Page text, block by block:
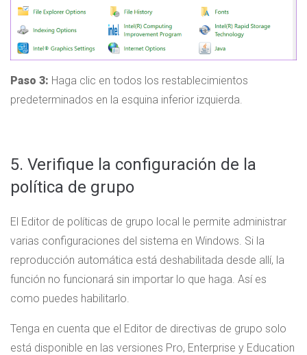
Paso 3: Haga clic en todos los restablecimientos
predeterminados en la esquina inferior izquierda.
5. Verifique la configuración de la
política de grupo
El Editor de políticas de grupo local le permite administrar
varias configuraciones del sistema en Windows. Si la
reproducción automática está deshabilitada desde allí, la
función no funcionará sin importar lo que haga. Así es
como puedes habilitarlo.
Tenga en cuenta que el Editor de directivas de grupo solo
está disponible en las versiones Pro, Enterprise y Education